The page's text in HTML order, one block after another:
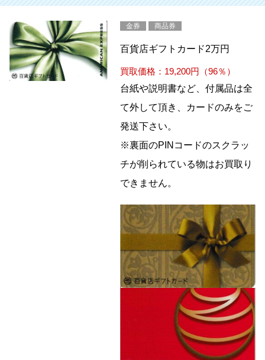
金券 商品券
百貨店ギフトカード2万円
買取価格：19,200円（96％）
台紙や説明書など、付属品は全
て外して頂き、カードのみをご
発送下さい。
※裏面のPINコードのスクラッ
チが削られている物はお買取り
できません。